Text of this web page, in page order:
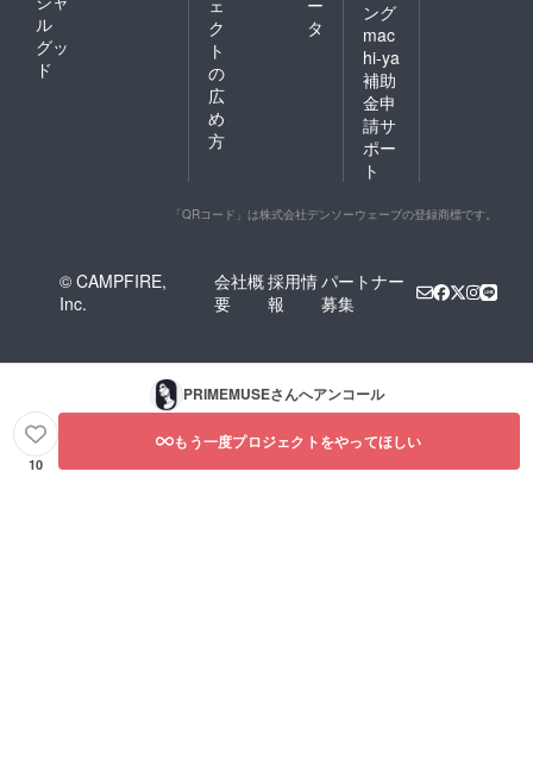
ル
グッ
ド
ク
ト
の
広
め
方
タ
ング
mac
hi-ya
補助
金申
請サ
ポー
ト
「QRコード」は株式会社デンソーウェーブの登録商標です。
© CAMPFIRE,
Inc.
会社概
要
採用情
報
パートナー
募集
PRIMEMUSEさんへアンコール
10
もう一度プロジェクトをやってほしい